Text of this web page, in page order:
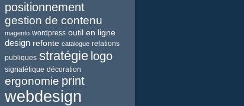
positionnement
gestion de contenu
magento wordpress outil en ligne
design refonte catalogue relations
publiques stratégie logo
signalétique décoration
ergonomie print
webdesign